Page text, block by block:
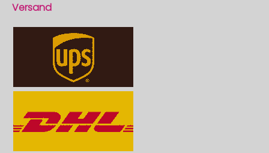
Versand